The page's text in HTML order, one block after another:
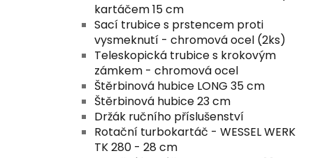
kartáčem 15 cm
Sací trubice s prstencem proti
vysmeknutí - chromová ocel (2ks)
Teleskopická trubice s krokovým
zámkem - chromová ocel
Štěrbinová hubice LONG 35 cm
Štěrbinová hubice 23 cm
Držák ručního příslušenství
Rotační turbokartáč - WESSEL WERK
TK 280 - 28 cm